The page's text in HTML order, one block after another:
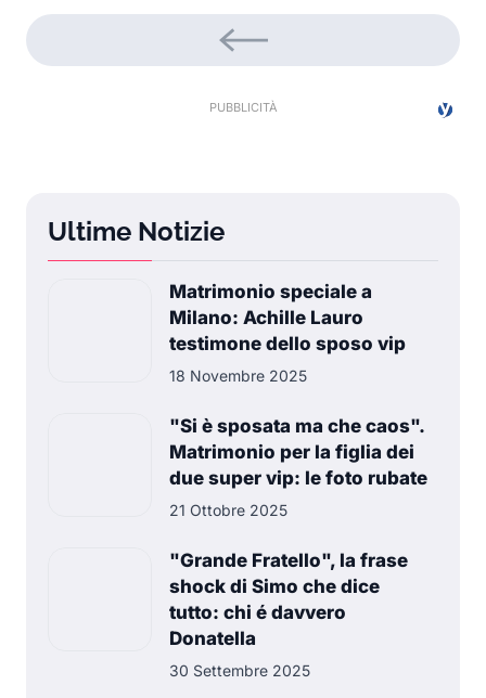
Ultime Notizie
Matrimonio speciale a
Milano: Achille Lauro
testimone dello sposo vip
18 Novembre 2025
"Si è sposata ma che caos".
Matrimonio per la figlia dei
due super vip: le foto rubate
21 Ottobre 2025
"Grande Fratello", la frase
shock di Simo che dice
tutto: chi é davvero
Donatella
30 Settembre 2025